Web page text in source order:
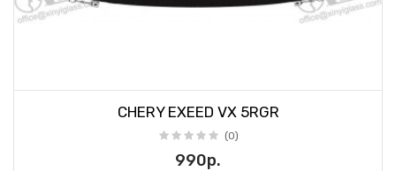
CHERY EXEED VX 5RGR
(0)
990р.